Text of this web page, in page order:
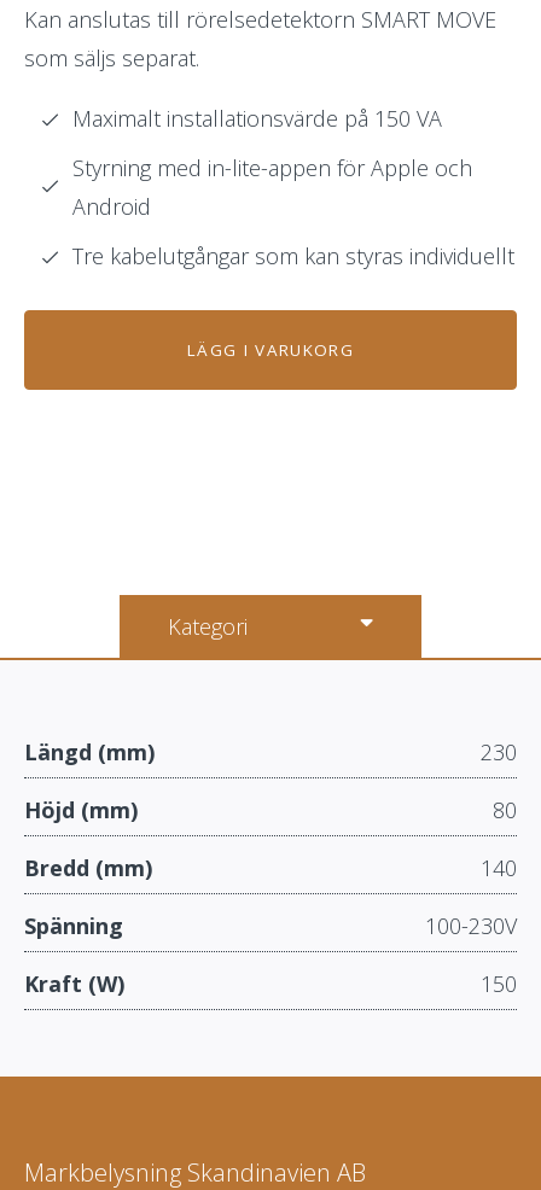
Kan anslutas till rörelsedetektorn SMART MOVE
som säljs separat.
Maximalt installationsvärde på 150 VA
Styrning med in-lite-appen för Apple och
Android
Tre kabelutgångar som kan styras individuellt
LÄGG I VARUKORG
Kategori
Längd (mm)
230
Höjd (mm)
80
Bredd (mm)
140
Spänning
100-230V
Kraft (W)
150
Markbelysning Skandinavien AB